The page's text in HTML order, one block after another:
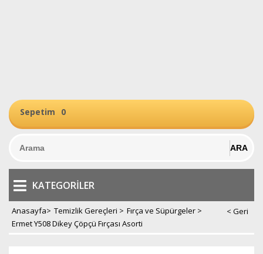
Sepetim 0
KATEGORILER
Anasayfa> Temizlik Gereçleri > Fırça ve Süpürgeler >
Ermet Y508 Dikey Çöpçü Fırçası Asorti